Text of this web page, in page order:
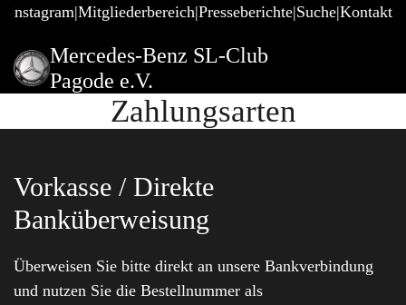
Mitgliederbereich Presseberichte Suche Kontakt
Mercedes-Benz SL-Club
Pagode e.V.
Zahlungsarten
Vorkasse / Direkte
Banküberweisung
Überweisen Sie bitte direkt an unsere Bankverbindung
und nutzen Sie die Bestellnummer als